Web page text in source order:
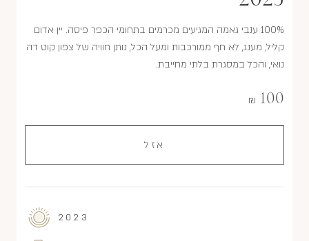
100% ענבי גאמה המגיעים מכרמים בתחומי הכפר פיסה. יין אדום
קליל, מענג, לא חף ממורכבות ומעל הכל, נותן חוויה של צפון קוט דה
נואי, והכל במסגרת בלתי מחייבת.
100
₪
אזל
2023